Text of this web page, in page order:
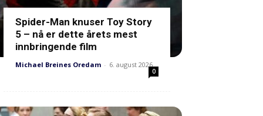
Spider-Man knuser Toy Story
5 – nå er dette årets mest
innbringende film
Michael Breines Oredam - 6. august 2026
0